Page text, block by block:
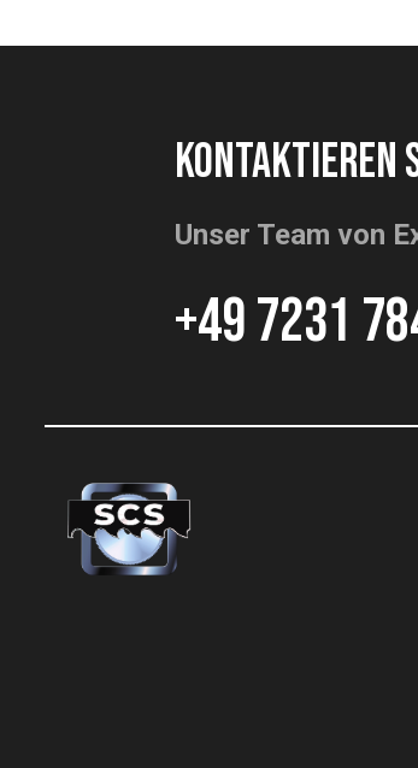
KONTAKTIEREN
Unser Team von
+49 7231